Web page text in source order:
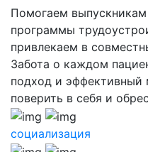
Помогаем
программы
привлекаем в
Забота о каждом
подход и эффективный
поверить в себя и
социализация